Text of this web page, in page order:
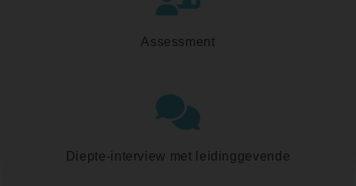
Assessment
Diepte-interview met leidinggevende